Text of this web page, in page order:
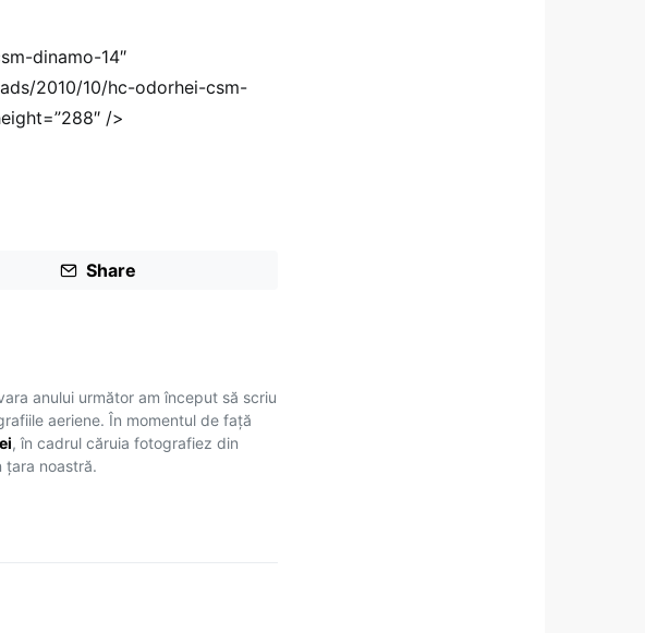
dinamo-14″
2010/10/hc-odorhei-csm-
/>
Share
anului următor am început să scriu
aeriene. În momentul de față
, în cadrul căruia fotografiez din
țara noastră.